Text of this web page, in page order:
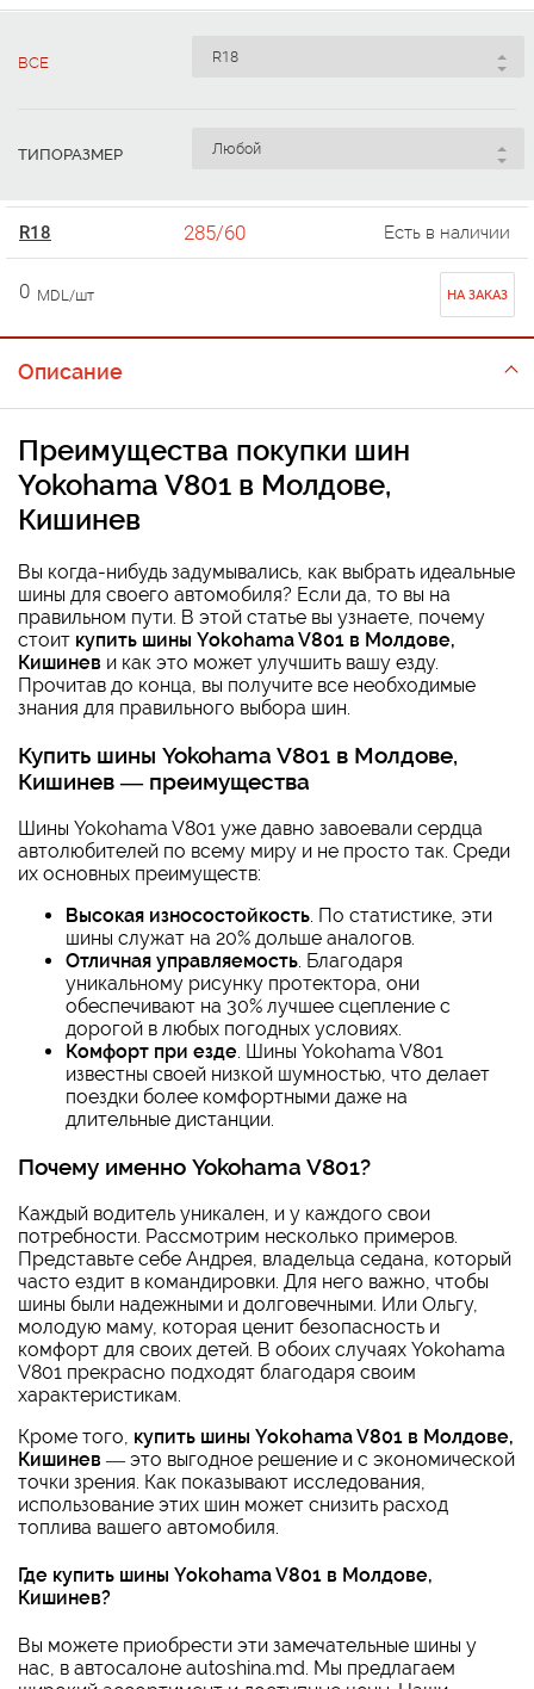
ВСЕ
ТИПОРАЗМЕР
R18 285/60 Есть в наличии
0 MDL/шт НА ЗАКАЗ
Описание
Преимущества покупки шин
Yokohama V801 в Молдове,
Кишинев
Вы когда-нибудь задумывались, как выбрать идеальные
шины для своего автомобиля? Если да, то вы на
правильном пути. В этой статье вы узнаете, почему
стоит купить шины Yokohama V801 в Молдове,
Кишинев и как это может улучшить вашу езду.
Прочитав до конца, вы получите все необходимые
знания для правильного выбора шин.
Купить шины Yokohama V801 в Молдове,
Кишинев — преимущества
Шины Yokohama V801 уже давно завоевали сердца
автолюбителей по всему миру и не просто так. Среди
их основных преимуществ:
Высокая износостойкость. По статистике, эти
шины служат на 20% дольше аналогов.
Отличная управляемость. Благодаря
уникальному рисунку протектора, они
обеспечивают на 30% лучшее сцепление с
дорогой в любых погодных условиях.
Комфорт при езде. Шины Yokohama V801
известны своей низкой шумностью, что делает
поездки более комфортными даже на
длительные дистанции.
Почему именно Yokohama V801?
Каждый водитель уникален, и у каждого свои
потребности. Рассмотрим несколько примеров.
Представьте себе Андрея, владельца седана, который
часто ездит в командировки. Для него важно, чтобы
шины были надежными и долговечными. Или Ольгу,
молодую маму, которая ценит безопасность и
комфорт для своих детей. В обоих случаях Yokohama
V801 прекрасно подходят благодаря своим
характеристикам.
Кроме того, купить шины Yokohama V801 в Молдове,
Кишинев — это выгодное решение и с экономической
точки зрения. Как показывают исследования,
использование этих шин может снизить расход
топлива вашего автомобиля.
Где купить шины Yokohama V801 в Молдове,
Кишинев?
Вы можете приобрести эти замечательные шины у
нас, в автосалоне autoshina.md. Мы предлагаем